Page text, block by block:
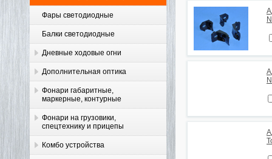
Фары светодиодные
Балки светодиодные
Дневные ходовые огни
Дополнительная оптика
Фонари габаритные,
маркерные, контурные
Фонари на грузовики,
спецтехнику и прицепы
Комбо устройства